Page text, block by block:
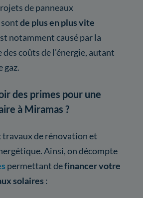
de panneaux
de plus en plus vite
notamment causé par la
des coûts de l'énergie, autant
gaz.
des primes pour une
à Miramas ?
travaux de rénovation et
Ainsi, on décompte
permettant definancer votre
solaires :